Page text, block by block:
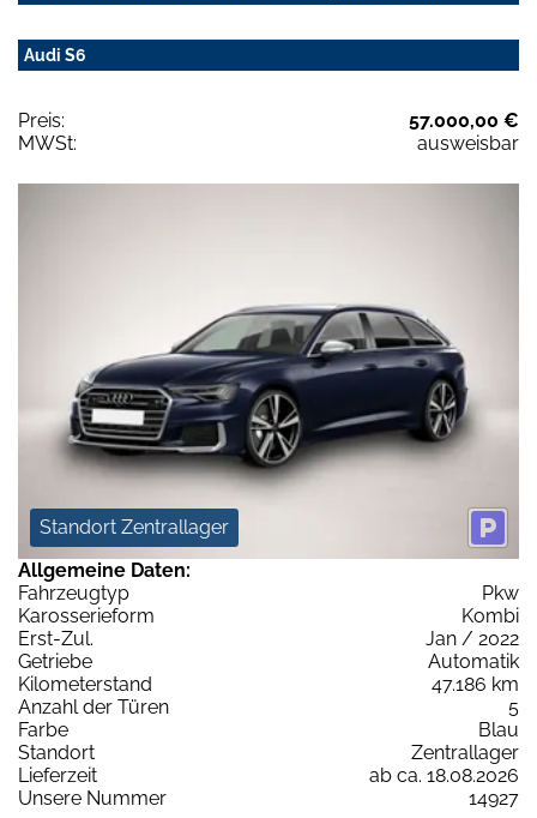
Audi S6
Preis:
57.000,00 €
MWSt:
ausweisbar
Standort Zentrallager
Allgemeine Daten:
Fahrzeugtyp
Pkw
Karosserieform
Kombi
Erst-Zul.
Jan / 2022
Getriebe
Automatik
Kilometerstand
47.186 km
Anzahl der Türen
5
Farbe
Blau
Standort
Zentrallager
Lieferzeit
ab ca. 18.08.2026
Unsere Nummer
14927